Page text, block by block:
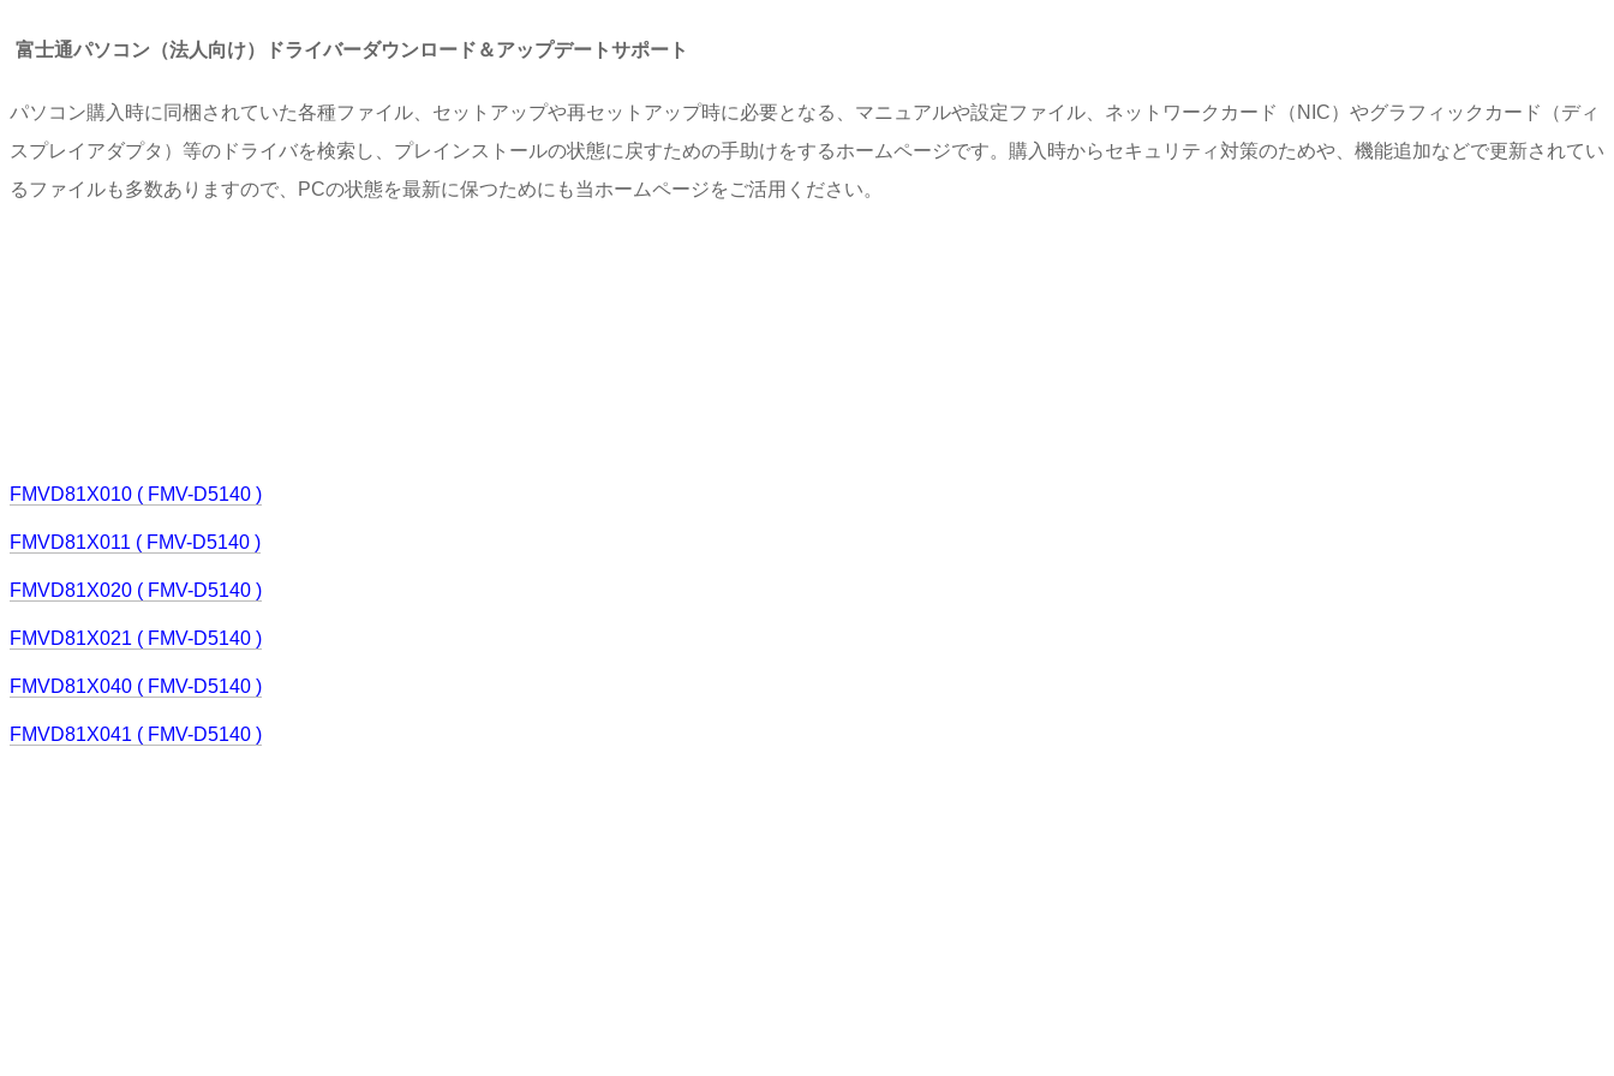
富士通パソコン（法人向け）ドライバーダウンロード＆アップデートサポート
パソコン購入時に同梱されていた各種ファイル、セットアップや再セットアップ時に必要となる、マニュアルや設定ファイル、ネットワークカード（NIC）やグラフィックカード（ディ
スプレイアダプタ）等のドライバを検索し、プレインストールの状態に戻すための手助けをするホームページです。購入時からセキュリティ対策のためや、機能追加などで更新されてい
るファイルも多数ありますので、PCの状態を最新に保つためにも当ホームページをご活用ください。
FMVD81X010 ( FMV-D5140 )
FMVD81X011 ( FMV-D5140 )
FMVD81X020 ( FMV-D5140 )
FMVD81X021 ( FMV-D5140 )
FMVD81X040 ( FMV-D5140 )
FMVD81X041 ( FMV-D5140 )